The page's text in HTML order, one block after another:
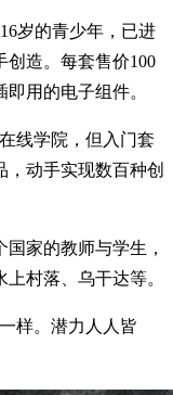
岁的青少年，已进
创造。每套售价100
用的电子组件。
线学院，但入门套
动手实现数百种创
家的教师与学生，
村落、乌干达等。
样。潜力人人皆